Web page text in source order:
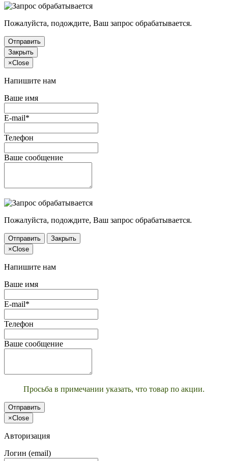
Пожалуйста, подождите, Ваш запрос обрабатывается.
Отправить
Закрыть
×Close
Напишите нам
Ваше имя
E-mail*
Телефон
Ваше сообщение
Пожалуйста, подождите, Ваш запрос обрабатывается.
Отправить
Закрыть
×Close
Напишите нам
Ваше имя
E-mail*
Телефон
Ваше сообщение
Просьба в примечании указать, что товар по акции.
Отправить
×Close
Авторизация
Логин (email)